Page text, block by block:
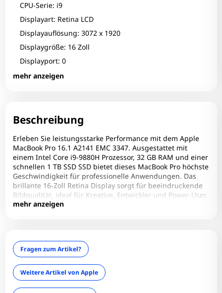
CPU-Serie: i9
Displayart: Retina LCD
Displayauflösung: 3072 x 1920
Displaygröße: 16 Zoll
Displayport: 0
mehr anzeigen
DVI: 0
Festplattentyp: SSD
Grafikhersteller: AMD
Grafikhersteller 2: Intel
Grafikkarte: Radeon Pro 5500M
Grafikkarte 2: UHD Graphics 630
HDMI: 0
Leuchtdichte:
Mini Displayport: 0
Optischer Zustand: A-
optisches Laufwerk: Nein
Beschreibung
Erleben Sie leistungsstarke Performance mit dem Apple
MacBook Pro 16.1 A2141 EMC 3347. Ausgestattet mit
einem Intel Core i9-9880H Prozessor, 32 GB RAM und einer
schnellen 1 TB SSD SSD bietet dieses MacBook Pro höchste
Geschwindigkeit für professionelle Anwendungen. Das
brillante 16-Zoll Retina Display sorgt für beeindruckende
Bildqualität, ideal für Kreative, Entwickler und Power-User.
Schlankes Design, hochwertige Verarbeitung und macOS
mehr anzeigen
Fragen zum Artikel?
Weitere Artikel von Apple